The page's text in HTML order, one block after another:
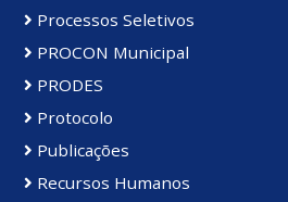
Processos Seletivos
PROCON Municipal
PRODES
Protocolo
Publicações
Recursos Humanos